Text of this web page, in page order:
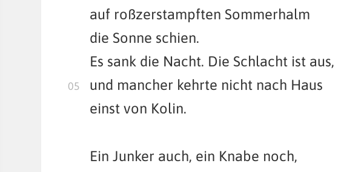
auf roßzerstampften Sommerhalm
die Sonne schien.
Es sank die Nacht. Die Schlacht ist aus,
und mancher kehrte nicht nach Haus
einst von Kolin.
Ein Junker auch, ein Knabe noch,